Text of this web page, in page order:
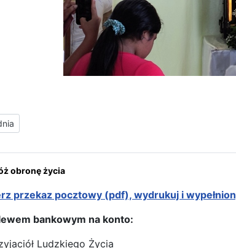
strona: Pierwsze „Okno Życia” w Ekwadorze
obronę życia
przekaz pocztowy (pdf), wydrukuj i
bankowym na konto:
Ludzkiego Życia